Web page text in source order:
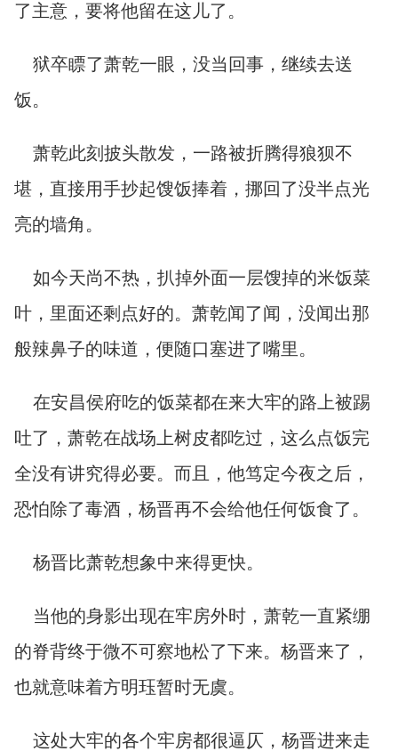
了主意，要将他留在这儿了。
狱卒瞟了萧乾一眼，没当回事，继续去送
饭。
萧乾此刻披头散发，一路被折腾得狼狈不
堪，直接用手抄起馊饭捧着，挪回了没半点光
亮的墙角。
如今天尚不热，扒掉外面一层馊掉的米饭菜
叶，里面还剩点好的。萧乾闻了闻，没闻出那
般辣鼻子的味道，便随口塞进了嘴里。
在安昌侯府吃的饭菜都在来大牢的路上被踢
吐了，萧乾在战场上树皮都吃过，这么点饭完
全没有讲究得必要。而且，他笃定今夜之后，
恐怕除了毒酒，杨晋再不会给他任何饭食了。
杨晋比萧乾想象中来得更快。
当他的身影出现在牢房外时，萧乾一直紧绷
的脊背终于微不可察地松了下来。杨晋来了，
也就意味着方明珏暂时无虞。
这处大牢的各个牢房都很逼仄，杨晋进来走